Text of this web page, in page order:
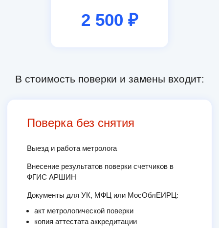
2 500 ₽
В стоимость поверки и замены входит:
Поверка без снятия
Выезд и работа метролога
Внесение результатов поверки счетчиков в
ФГИС АРШИН
Документы для УК, МФЦ или МосОблЕИРЦ:
акт метрологической поверки
копия аттестата аккредитации